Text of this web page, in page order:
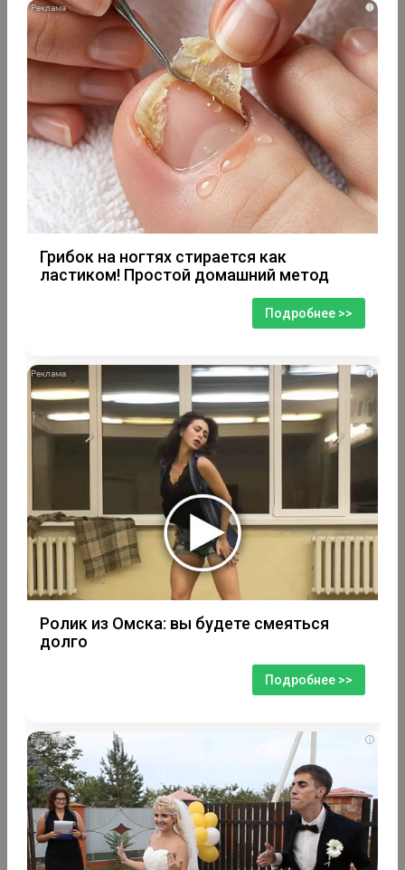
i
Грибок на ногтях стирается как
ластиком! Простой домашний метод
Подробнее >>
i
Ролик из Омска: вы будете смеяться
долго
Подробнее >>
i